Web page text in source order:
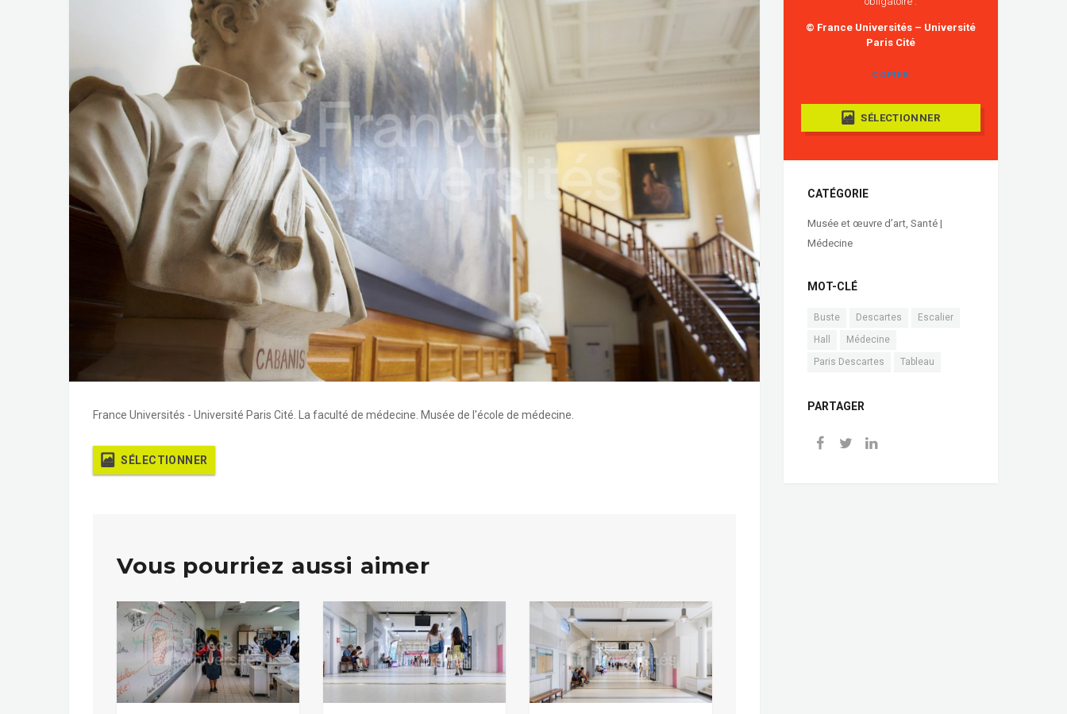
France Universités - Université Paris Cité. La faculté de médecine. Musée de l'école de médecine.
SÉLECTIONNER
Vous pourriez aussi aimer
© France Universités – Université
Paris Cité
COPIER
SÉLECTIONNER
CATÉGORIE
Musée et œuvre d’art, Santé |
Médecine
MOT-CLÉ
Buste Descartes
Escalier
Hall
Médecine
Paris Descartes
Tableau
PARTAGER